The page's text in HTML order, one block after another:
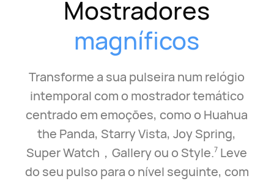
Mostradores
magníficos
Transforme a sua pulseira num relógio
intemporal com o mostrador temático
centrado em emoções, como o Huahua
the Panda, Starry Vista, Joy Spring,
Super Watch，Gallery ou o Style.7 Leve
do seu pulso para o nível seguinte, com